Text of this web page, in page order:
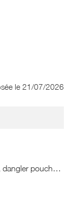
le 21/07/2026
dangler pouch…